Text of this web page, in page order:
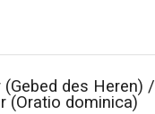
(Gebed des Heren) /
(Oratio dominica)